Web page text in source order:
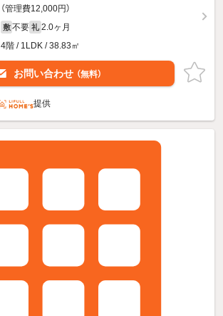
（管理費12,000円）
敷 不要 礼 2.0ヶ月
4階 / 1LDK / 38.83㎡
お問い合わせ （無料）
提供